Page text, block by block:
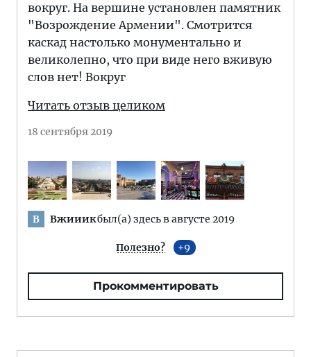
вокруг. На вершине установлен памятник
"Возрождение Армении". Смотрится
каскад настолько монументально и
великолепно, что при виде него вживую
слов нет! Вокруг
Читать отзыв целиком
18 сентября 2019
В Вжииикбыл(а) здесь в августе 2019
Полезно? 9
Прокомментировать